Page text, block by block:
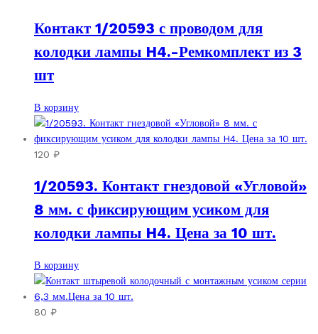
Контакт 1/20593 с проводом для
колодки лампы H4.-Ремкомплект из 3
шт
В корзину
120 ₽
1/20593. Контакт гнездовой «Угловой»
8 мм. с фиксирующим усиком для
колодки лампы H4. Цена за 10 шт.
В корзину
80 ₽